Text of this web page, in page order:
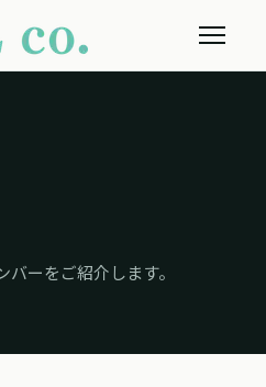
ーをご紹介します。